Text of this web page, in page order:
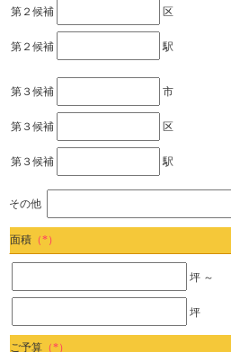
第２候補 区
第２候補 駅
第３候補 市
第３候補 区
第３候補 駅
その他
面積 （*）
坪 ～
坪
ご予算 （*）